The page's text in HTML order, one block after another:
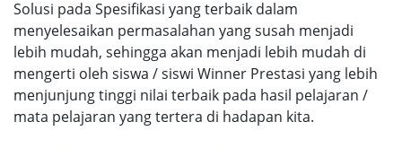
Solusi pada Spesifikasi yang terbaik dalam
menyelesaikan permasalahan yang susah menjadi
lebih mudah, sehingga akan menjadi lebih mudah di
mengerti oleh siswa / siswi Winner Prestasi yang lebih
menjunjung tinggi nilai terbaik pada hasil pelajaran /
mata pelajaran yang tertera di hadapan kita.